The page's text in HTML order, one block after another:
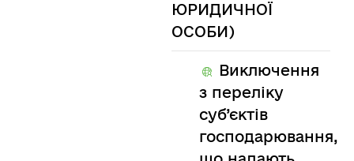
ЮРИДИЧНОЇ
ОСОБИ)
Виключення
з переліку
суб’єктів
господарювання,